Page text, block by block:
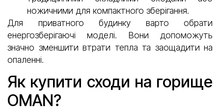
ножичними для компактного зберігання.
Для приватного будинку варто обрати
енергозберігаючі моделі. Вони допоможуть
значно зменшити втрати тепла та заощадити на
опаленні.
Як купити сходи на горище
OMAN?